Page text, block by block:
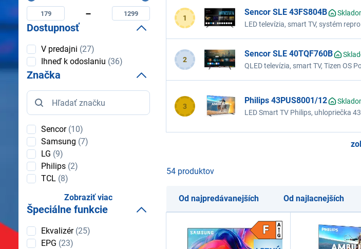
1
Sencor SLE 43FS804B
LED televízia, smart TV, systém
2
Sencor SLE 40TQF760B
QLED televízia, smart TV, Tizen OS
SmartThings
3
Philips 43PUS8001/12
LED Smart TV Philips, uhlopriečka
Minimální
cena
Maximální
cena
Dostupnosť
Dostupnosť
V predajni (27)
Ihneď k odoslaniu (36)
Značka
Značka
Sencor(10)
Samsung (7)
LG (9)
Philips (2)
TCL (8)
Zobraziť viac
Špeciálne funkcie
Špeciálne
funkcie
Ekvalizér(25)
EPG (23)
54 produktov
Od najpredávanejších Od najlacnejších